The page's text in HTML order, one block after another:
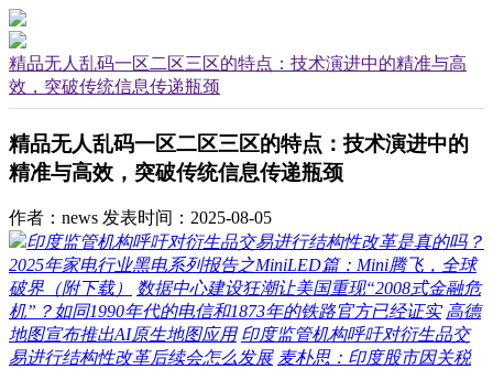
精品无人乱码一区二区三区的特点：技术演进中的精准与高
效，突破传统信息传递瓶颈
精品无人乱码一区二区三区的特点：技术演进中的
精准与高效，突破传统信息传递瓶颈
作者：news 发表时间：2025-08-05
印度监管机构呼吁对衍生品交易进行结构性改革是真的吗？
2025年家电行业黑电系列报告之MiniLED篇：Mini腾飞，全球
破界（附下载）
数据中心建设狂潮让美国重现“2008式金融危
机”？如同1990年代的电信和1873年的铁路官方已经证实 高德
地图宣布推出AI原生地图应用 印度监管机构呼吁对衍生品交
易进行结构性改革后续会怎么发展 麦朴思：印度股市因关税